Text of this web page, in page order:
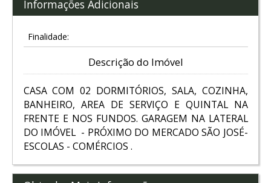
Informações Adicionais
Finalidade:
Descrição do Imóvel
CASA COM 02 DORMITÓRIOS, SALA, COZINHA,
BANHEIRO, AREA DE SERVIÇO E QUINTAL NA
FRENTE E NOS FUNDOS. GARAGEM NA LATERAL
DO IMÓVEL - PRÓXIMO DO MERCADO SÃO JOSÉ-
ESCOLAS - COMÉRCIOS .